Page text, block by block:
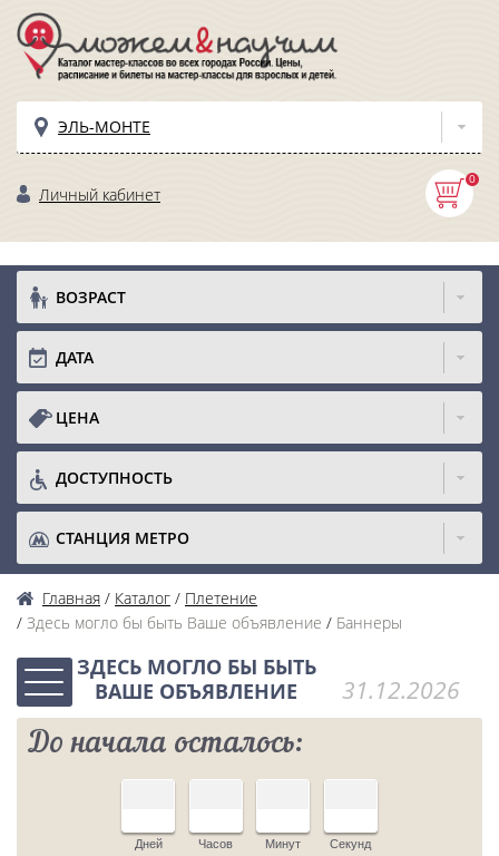
ЭЛЬ-МОНТЕ
Личный кабинет
0
ВОЗРАСТ
ДАТА
ЦЕНА
ДОСТУПНОСТЬ
СТАНЦИЯ МЕТРО
Главная Каталог
Плетение
Здесь могло бы быть Ваше объявление
Баннеры
ЗДЕСЬ МОГЛО БЫ БЫТЬ
ВАШЕ ОБЪЯВЛЕНИЕ
31.12.2026
До начала осталось:
Дней Часов Минут Секунд